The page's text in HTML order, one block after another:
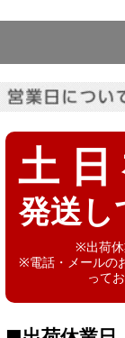
土 日
発送し
※出荷休
※電話・メールの
って